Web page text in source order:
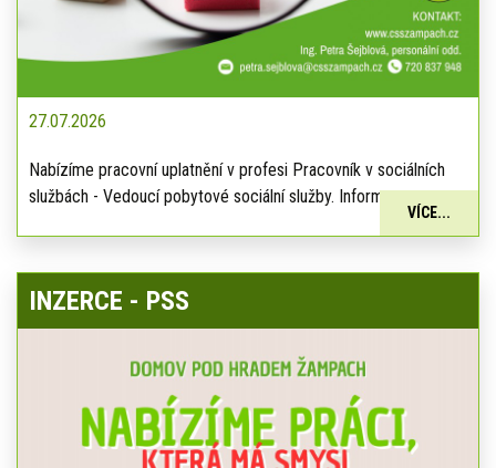
27.07.2026
Nabízíme pracovní uplatnění v profesi Pracovník v sociálních
službách - Vedoucí pobytové sociální služby. Informace:
VÍCE...
INZERCE - PSS